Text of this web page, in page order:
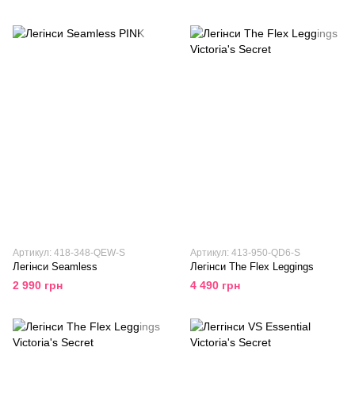
Артикул: 418-348-QEW-S
Легінси Seamless
2 990 грн
Артикул: 413-950-QD6-S
Легінси The Flex Leggings
4 490 грн